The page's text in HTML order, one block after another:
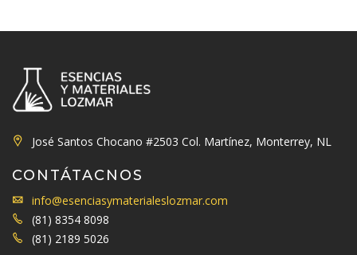
José Santos Chocano #2503 Col. Martínez, Monterrey, NL
CONTÁTACNOS
info@esenciasymaterialeslozmar.com
(81) 8354 8098
(81) 2189 5026